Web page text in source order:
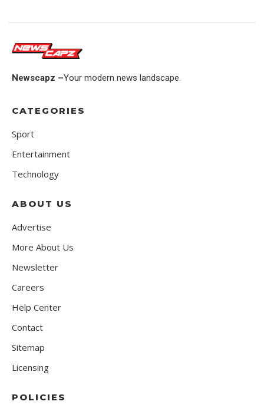
Newscapz –Your modern news landscape.
CATEGORIES
Sport
Entertainment
Technology
ABOUT US
Advertise
More About Us
Newsletter
Careers
Help Center
Contact
Sitemap
Licensing
POLICIES